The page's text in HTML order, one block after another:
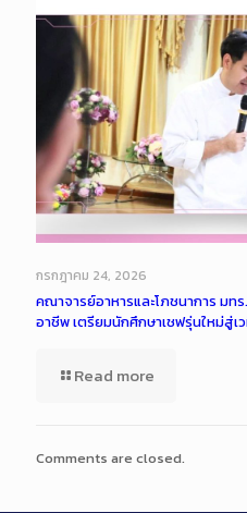
กรกฎาคม 24, 2026
คณาจารย์อาหารและโภชนาการ ม
อาชีพ เตรียมนักศึกษาเชฟรุ่นใหม่สู่เ
Read more
Comments are closed.